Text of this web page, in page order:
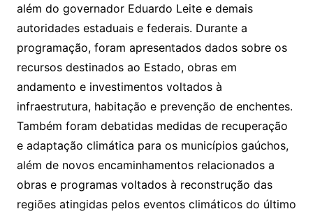
além do governador Eduardo Leite e demais
autoridades estaduais e federais. Durante a
programação, foram apresentados dados sobre os
recursos destinados ao Estado, obras em
andamento e investimentos voltados à
infraestrutura, habitação e prevenção de enchentes.
Também foram debatidas medidas de recuperação
e adaptação climática para os municípios gaúchos,
além de novos encaminhamentos relacionados a
obras e programas voltados à reconstrução das
regiões atingidas pelos eventos climáticos do último